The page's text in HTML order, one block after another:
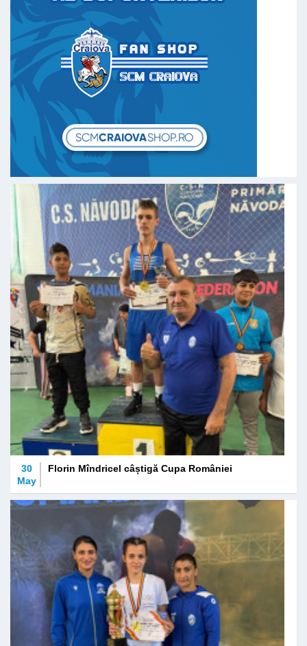
30
May
Florin Mîndricel câștigă Cupa României